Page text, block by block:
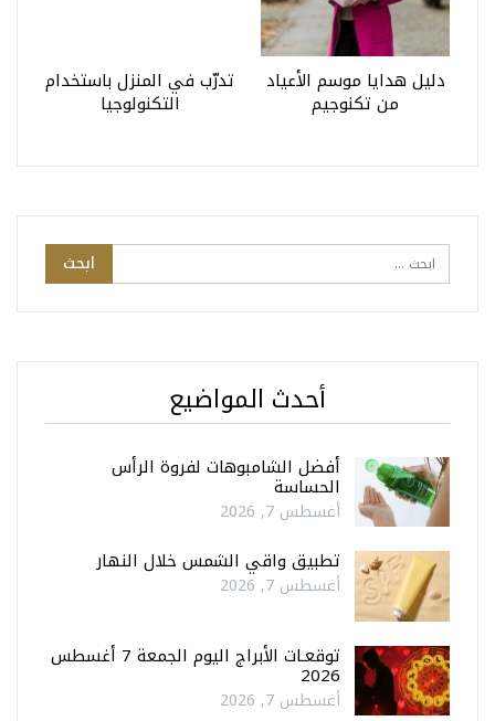
دليل هدايا موسم الأعياد
من تكنوجيم
تدرّب في المنزل باستخدام
التكنولوجيا
أحدث المواضيع
أفضل الشامبوهات لفروة الرأس
الحساسة
أغسطس 7, 2026
تطبيق واقي الشمس خلال النهار
أغسطس 7, 2026
توقعـات الأبراج اليوم الجمعة 7 أغسطس
2026
أغسطس 7, 2026